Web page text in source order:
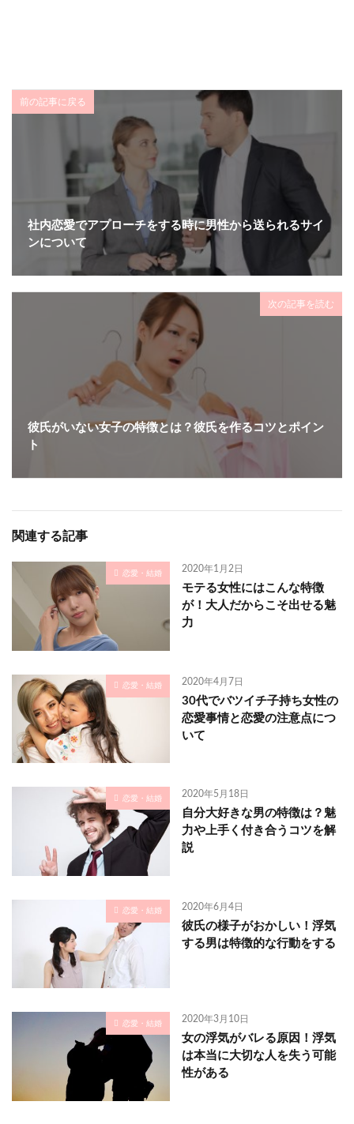
前の記事に戻る
社内恋愛でアプローチをする時に男性から送られるサイ
ンについて
次の記事を読む
彼氏がいない女子の特徴とは？彼氏を作るコツとポイン
ト
関連する記事
恋愛・結婚 2020年1月2日
モテる女性にはこんな特徴
が！大人だからこそ出せる魅
力
恋愛・結婚 2020年4月7日
30代でバツイチ子持ち女性の
恋愛事情と恋愛の注意点につ
いて
恋愛・結婚 2020年5月18日
自分大好きな男の特徴は？魅
力や上手く付き合うコツを解
説
恋愛・結婚 2020年6月4日
彼氏の様子がおかしい！浮気
する男は特徴的な行動をする
恋愛・結婚 2020年3月10日
女の浮気がバレる原因！浮気
は本当に大切な人を失う可能
性がある